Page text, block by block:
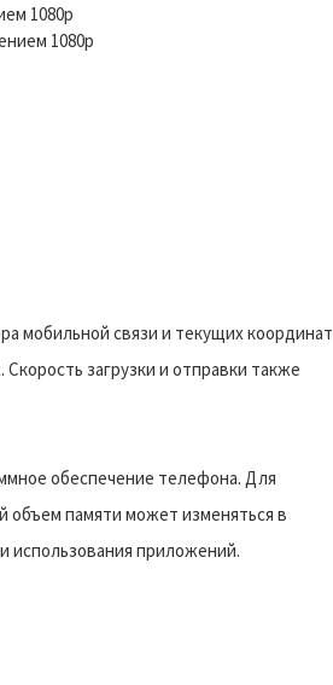
1080p
1080p
мобильной связи и текущих координат
загрузки и отправки также
обеспечение телефона. Для
объем памяти может изменяться в
использования приложений.